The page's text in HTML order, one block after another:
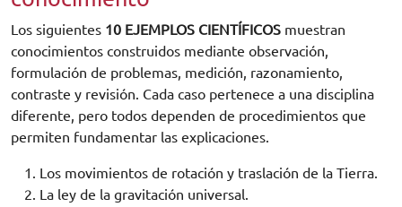
Los siguientes 10 EJEMPLOS CIENTÍFICOS muestran
conocimientos construidos mediante observación,
formulación de problemas, medición, razonamiento,
contraste y revisión. Cada caso pertenece a una disciplina
diferente, pero todos dependen de procedimientos que
permiten fundamentar las explicaciones.
Los movimientos de rotación y traslación de la Tierra.
La ley de la gravitación universal.